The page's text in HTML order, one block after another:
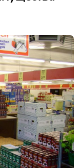
как пример